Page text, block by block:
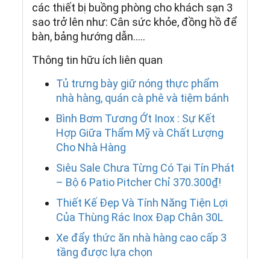
các thiết bị buồng phòng cho khách sạn 3
sao trở lên như: Cân sức khỏe, đồng hồ để
bàn, bảng hướng dẫn…..
Thông tin hữu ích liên quan
Tủ trưng bày giữ nóng thực phẩm
nhà hàng, quán cà phê và tiệm bánh
Bình Bơm Tương Ớt Inox : Sự Kết
Hợp Giữa Thẩm Mỹ và Chất Lượng
Cho Nhà Hàng
Siêu Sale Chưa Từng Có Tại Tín Phát
– Bộ 6 Patio Pitcher Chỉ 370.300₫!
Thiết Kế Đẹp Và Tính Năng Tiện Lợi
Của Thùng Rác Inox Đạp Chân 30L
Xe đẩy thức ăn nhà hàng cao cấp 3
tầng được lựa chọn